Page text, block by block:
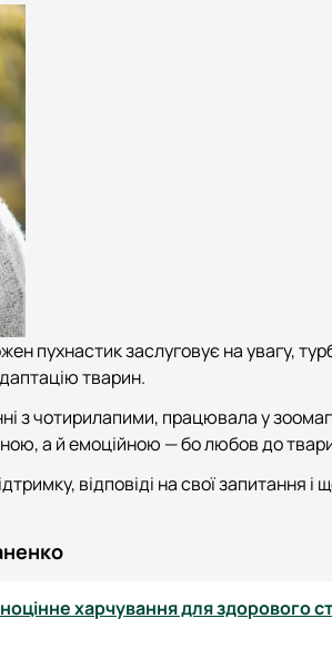
пухнастик заслуговує на увагу,
тварин.
з чотирилапими, працювала у
а й емоційною — бо любов до
відповіді на свої запитання
харчування для здорового